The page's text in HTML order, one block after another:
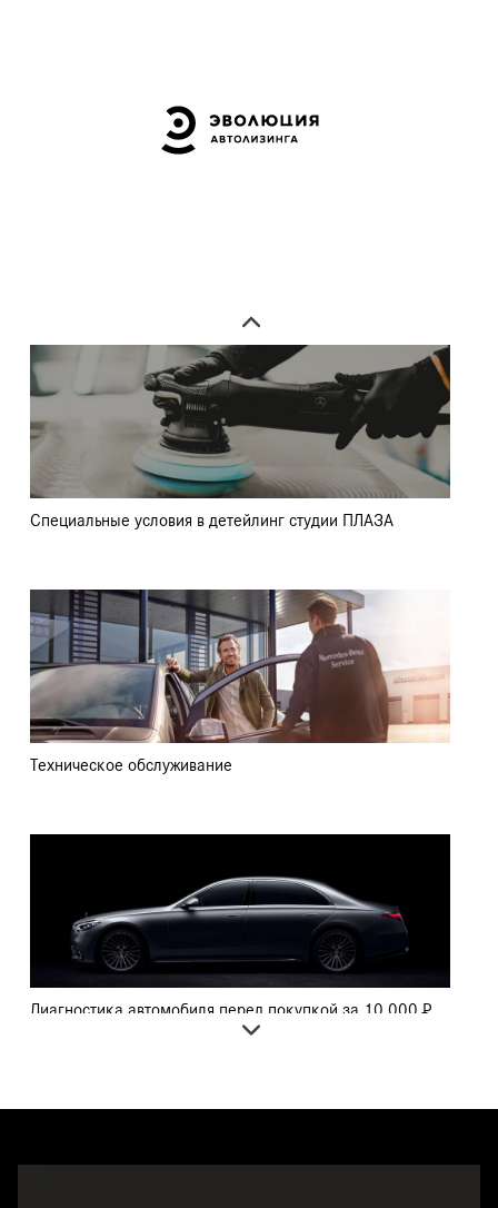
Специальные условия в детейлинг студии ПЛАЗА
Техническое обслуживание
Диагностика автомобиля перед покупкой за 10 000 ₽